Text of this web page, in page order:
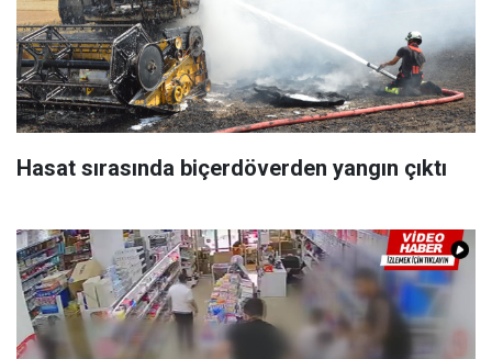
Hasat sırasında biçerdöverden yangın çıktı